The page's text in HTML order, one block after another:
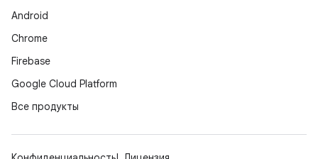
Android
Chrome
Firebase
Google Cloud Platform
Все продукты